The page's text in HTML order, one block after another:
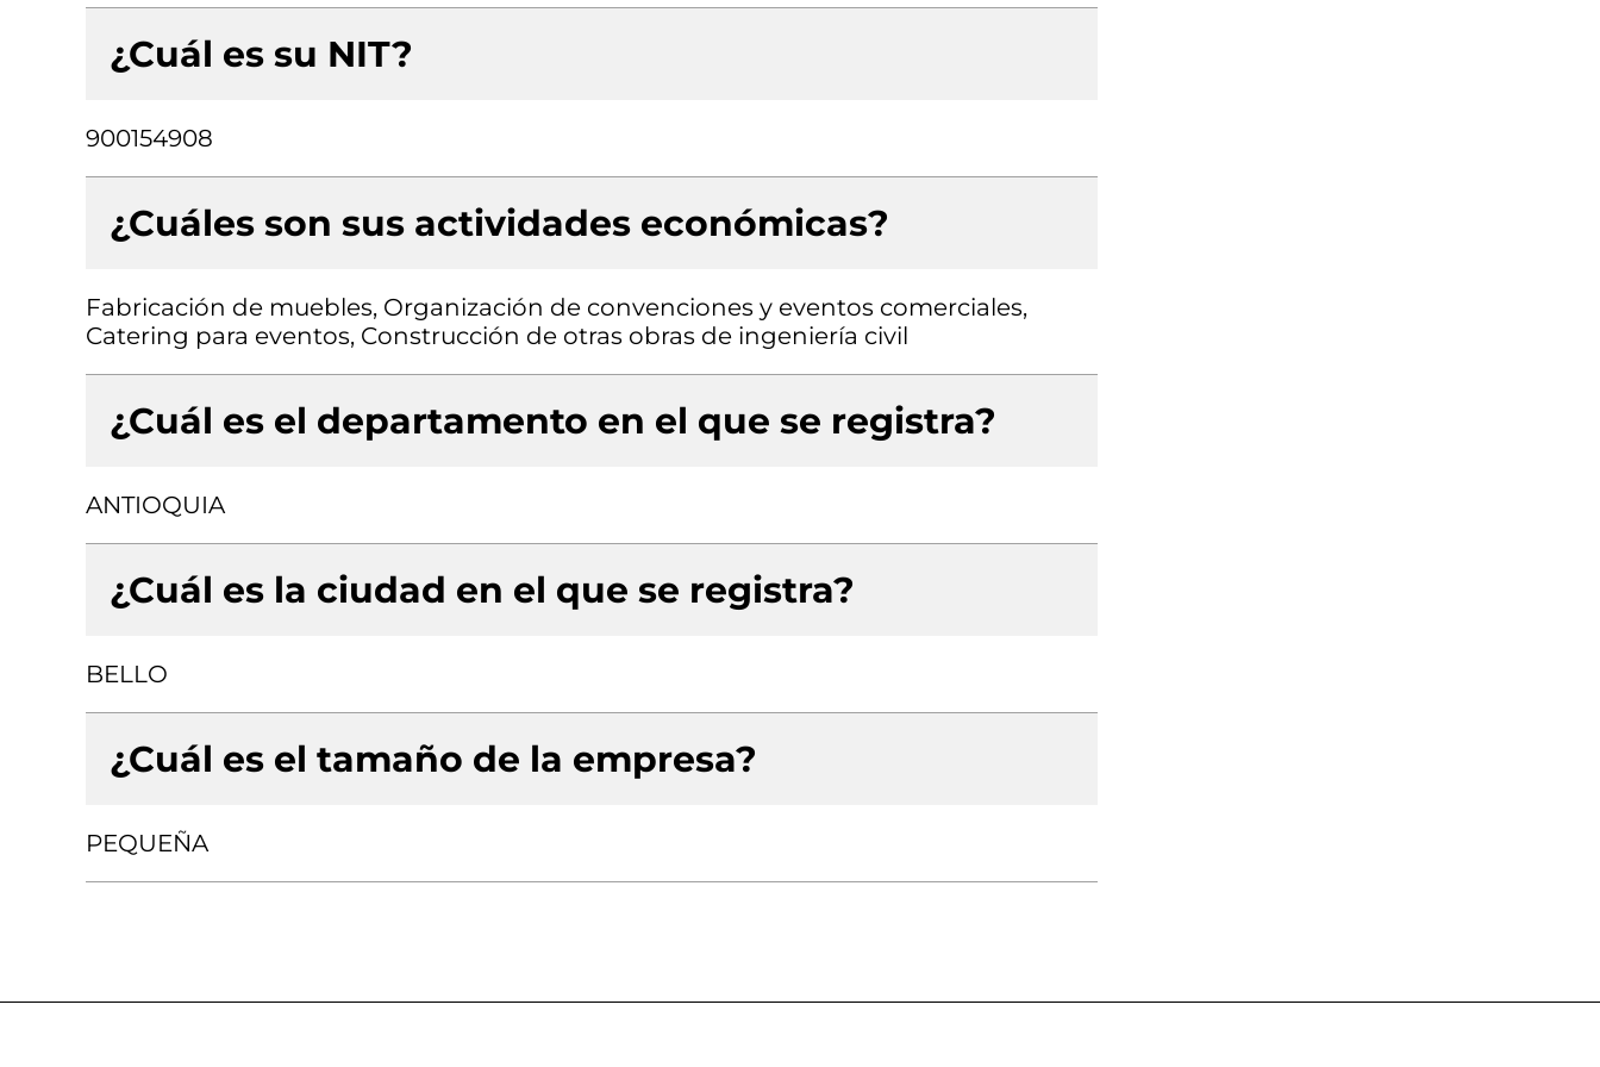
¿Cuál es su NIT?
900154908
¿Cuáles son sus actividades económicas?
Fabricación de muebles, Organización de convenciones y eventos comerciales,
Catering para eventos, Construcción de otras obras de ingeniería civil
¿Cuál es el departamento en el que se registra?
ANTIOQUIA
¿Cuál es la ciudad en el que se registra?
BELLO
¿Cuál es el tamaño de la empresa?
PEQUEÑA